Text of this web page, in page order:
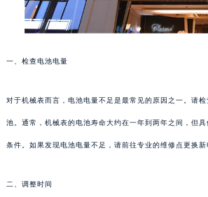
一、检查电池电量
对于机械表而言，电池电量不足是最常见的原因之一。请
池。通常，机械表的电池寿命大约在一年到两年之间，但
条件。如果发现电池电量不足，请前往专业的维修点更换新
二、调整时间